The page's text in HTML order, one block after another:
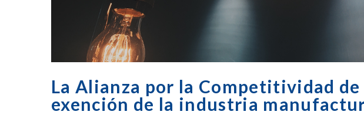
La Alianza por la Competitividad
exención de la industria